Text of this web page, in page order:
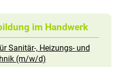
im Handwerk
Sanitär-, Heizungs- und
(m/w/d)